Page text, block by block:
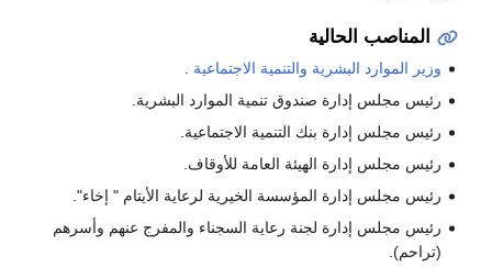
المناصب الحالية
وزير الموارد البشرية والتنمية الاجتماعية
رئيس مجلس إدارة صندوق تنمية الموارد البشرية.
رئيس مجلس إدارة بنك التنمية الاجتماعية.
رئيس مجلس إدارة الهيئة العامة للأوقاف.
رئيس مجلس إدارة المؤسسة الخيرية لرعاية الأيتام " إخاء".
رئيس مجلس إدارة لجنة رعاية السجناء والمفرج عنهم وأسرهم
(تراحم).